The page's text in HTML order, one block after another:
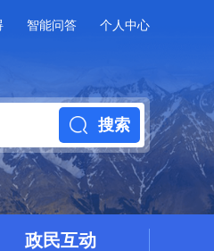
智能问答 个人中心
搜索
政民互动